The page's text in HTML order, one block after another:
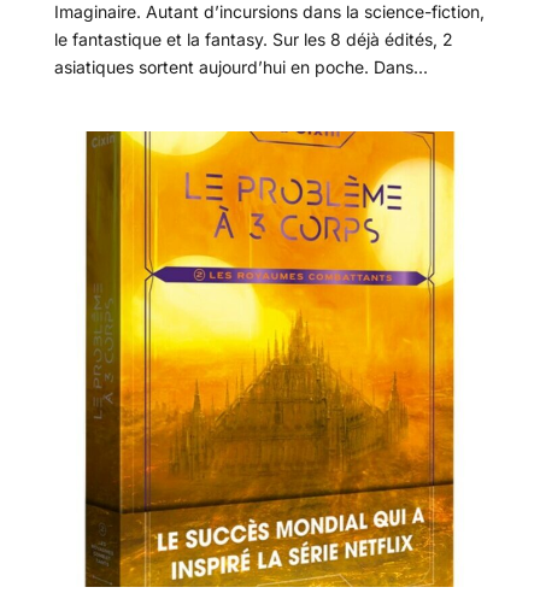
Imaginaire. Autant d’incursions dans la science-fiction,
le fantastique et la fantasy. Sur les 8 déjà édités, 2
asiatiques sortent aujourd’hui en poche. Dans...